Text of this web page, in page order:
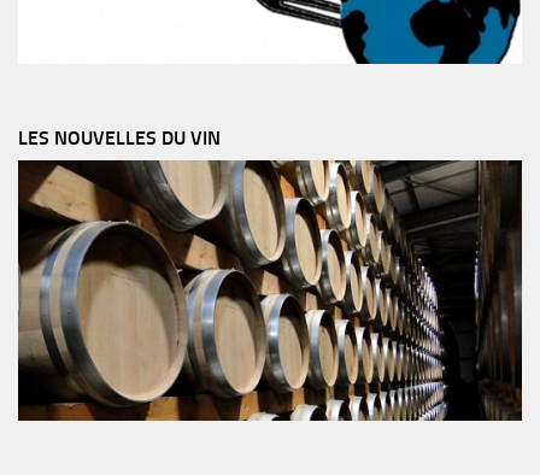
LES NOUVELLES DU VIN